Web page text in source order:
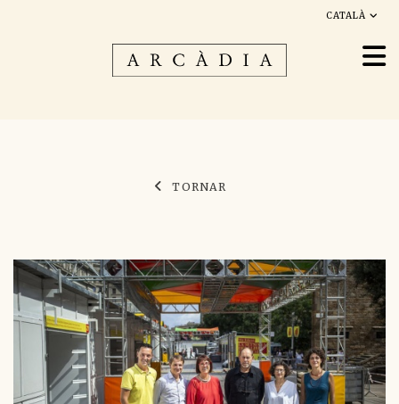
CATALÀ
TORNAR